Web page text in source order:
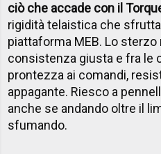
ciò che accade con il
rigidità telaistica che
piattaforma MEB. Lo sterzo
consistenza giusta e fra le
prontezza ai comandi,
appagante. Riesco a
anche se andando oltre il
sfumando.